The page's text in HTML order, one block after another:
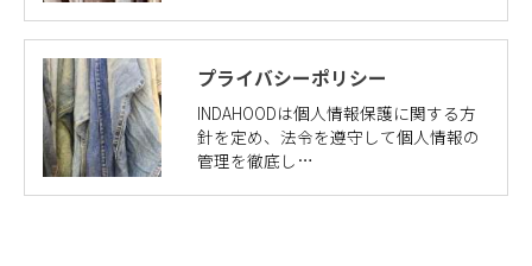
プライバシーポリシー
INDAHOODは個人情報保護に関する方
針を定め、法令を遵守して個人情報の
管理を徹底し…